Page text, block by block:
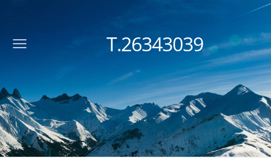
T.26343039